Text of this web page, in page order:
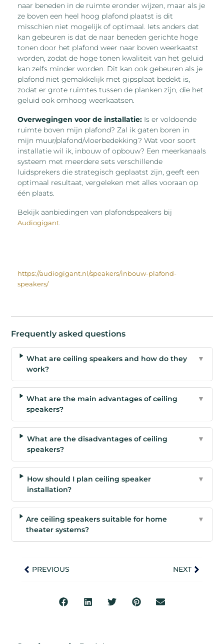
naar beneden in de ruimte eronder wijzen, maar als je
ze boven een heel hoog plafond plaatst is dit
misschien niet mogelijk of optimaal. Iets anders dat
kan gebeuren is dat de naar beneden gerichte hoge
tonen door het plafond weer naar boven weerkaatst
worden, zodat de hoge tonen kwaliteit van het geluid
kan zelfs minder worden. Dit kan ook gebeuren als je
plafond niet gemakkelijk met gipsplaat bedekt is,
zodat er grote ruimtes tussen de planken zijn, die het
geluid ook omhoog weerkaatsen.
Overwegingen voor de installatie: Is er voldoende
ruimte boven mijn plafond? Zal ik gaten boren in
mijn muur/plafond/vloerbedekking? Wat voor soort
installatie wil ik, inbouw of opbouw? Een meerkanaals
systeem met meerdere sets verschillende
luidsprekers die strategisch geplaatst zijn, geeft een
optimaal resultaat, vergeleken met alles vooraan op
één plaats.
Bekijk aanbiedingen van plafondspeakers bij
Audiogigant
https://audiogigant.nl/speakers/inbouw-plafond-
speakers/
Frequently asked questions
What are ceiling speakers and how do they
work?
▼
What are the main advantages of ceiling
speakers?
▼
What are the disadvantages of ceiling
speakers?
▼
How should I plan ceiling speaker
installation?
▼
Are ceiling speakers suitable for home
theater systems?
▼
PREVIOUS NEXT